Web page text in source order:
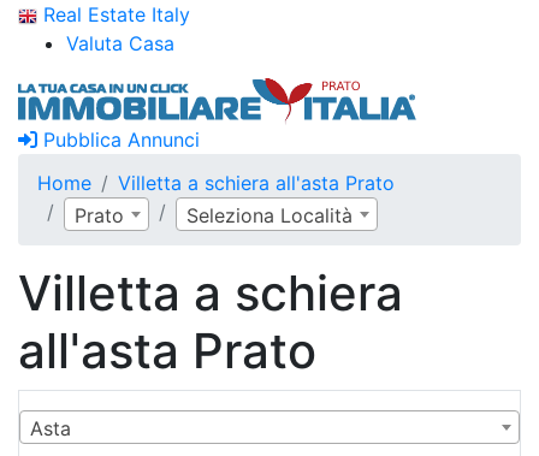
Real Estate Italy
Valuta Casa
Pubblica Annunci
Home
Villetta a schiera all'asta Prato
Prato
Seleziona Località
Villetta a schiera
all'asta Prato
Asta